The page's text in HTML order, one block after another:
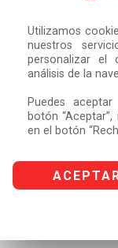
Utilizamos
nuestros
personalizar el
análisis de la
Puedes
botón
en el botón